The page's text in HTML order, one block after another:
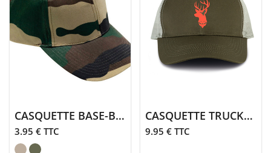
CASQUETTE BASE-BALL
3.95 € TTC
CASQUETTE TRUCKER | KAKI
9.95 € TTC